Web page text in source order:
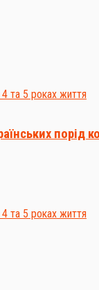
порід